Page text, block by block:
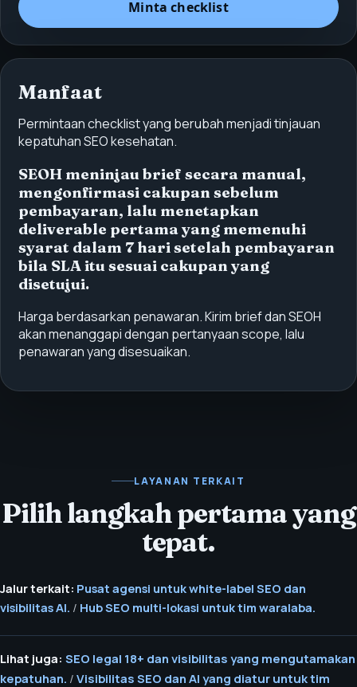
Minta checklist
Manfaat
Permintaan checklist yang berubah menjadi tinjauan
kepatuhan SEO kesehatan.
SEOH meninjau brief secara manual,
mengonfirmasi cakupan sebelum
pembayaran, lalu menetapkan
deliverable pertama yang memenuhi
syarat dalam 7 hari setelah pembayaran
bila SLA itu sesuai cakupan yang
disetujui.
Harga berdasarkan penawaran. Kirim brief dan SEOH
akan menanggapi dengan pertanyaan scope, lalu
penawaran yang disesuaikan.
LAYANAN TERKAIT
Pilih langkah pertama yang
tepat.
Jalur terkait: Pusat agensi untuk white-label SEO dan
visibilitas AI. / Hub SEO multi-lokasi untuk tim waralaba.
Lihat juga: SEO legal 18+ dan visibilitas yang mengutamakan
kepatuhan. / Visibilitas SEO dan AI yang diatur untuk tim